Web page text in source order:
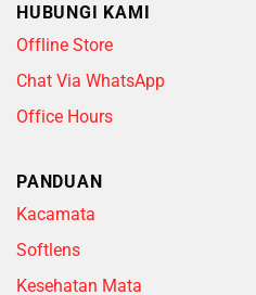
HUBUNGI KAMI
Offline Store
Chat Via WhatsApp
Office Hours
PANDUAN
Kacamata
Softlens
Kesehatan Mata